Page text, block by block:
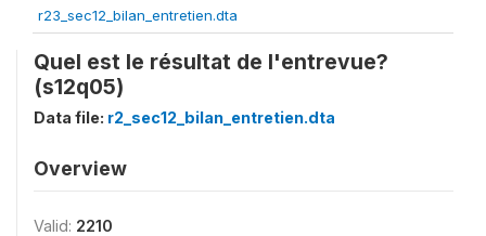
r23_sec12_bilan_entretien.dta
Quel est le résultat de l'entrevue?
(s12q05)
Data file: r2_sec12_bilan_entretien.dta
Overview
Valid: 2210